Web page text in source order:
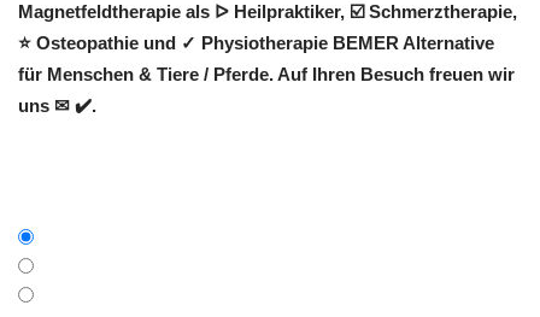
Magnetfeldtherapie als ᐅ Heilpraktiker, ☑️ Schmerztherapie,
⭐ Osteopathie und ✓ Physiotherapie BEMER Alternative
für Menschen & Tiere / Pferde. Auf Ihren Besuch freuen wir
uns ✉ ✔️.